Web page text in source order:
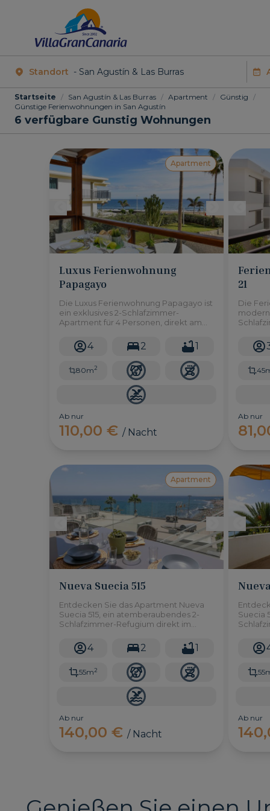
Standort
Startseite / San Agustín & Las Burras / Apartment / Günstig /
Günstige Ferienwohnungen in San Agustín
6 verfügbare Gunstig Wohnungen
Apartment
Luxus Ferienwohnung
Papagayo
Die Luxus Ferienwohnung Papagayo ist
ein exklusives 2-Schlafzimmer-
Apartment für 4 Personen, direkt am
mit direktem Meerblick.
4 2 1
80m2
Ab nur
110,00 € / Nacht
21
Die
Strand
Ab nur
Apartment
Nueva Suecia 515
Entdecken Sie das Apartment Nueva
Suecia 515, ein atemberaubendes 2-
Schlafzimmer-Refugium direkt im
4 2 1
55m2
Ab nur
140,00 € / Nacht
Suecia
Ab nur